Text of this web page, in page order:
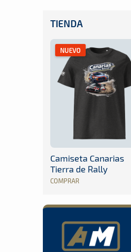
TIENDA
NUEVO
Camiseta Canarias
Tierra de Rally
COMPRAR